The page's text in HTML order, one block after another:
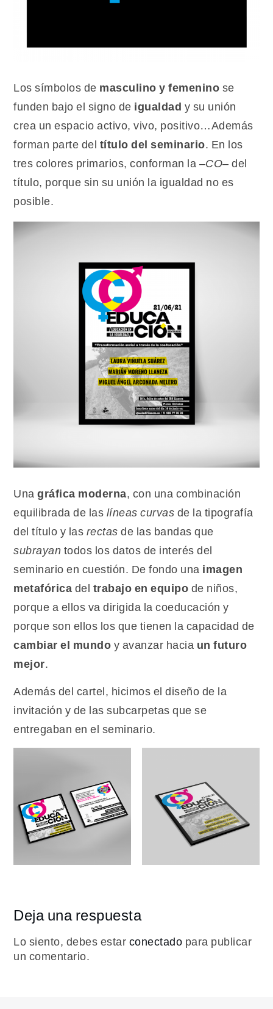
Los símbolos de masculino y femenino se
funden bajo el signo de igualdad y su unión
crea un espacio activo, vivo, positivo…Además
forman parte del título del seminario. En los
tres colores primarios, conforman la –CO– del
título, porque sin su unión la igualdad no es
posible.
Unagráfica moderna, con una combinación
equilibrada de las líneas curvas de la tipografía
del título y las rectas de las bandas que
subrayan todos los datos de interés del
seminario en cuestión. De fondo una imagen
metafórica del trabajo en equipo de niños,
porque a ellos va dirigida la coeducación y
porque son ellos los que tienen la capacidad de
cambiar el mundo y avanzar hacia un futuro
mejor.
Además del cartel, hicimos el diseño de la
invitación y de las subcarpetas que se
entregaban en el seminario.
Deja una respuesta
Lo siento, debes estar conectado para publicar
un comentario.